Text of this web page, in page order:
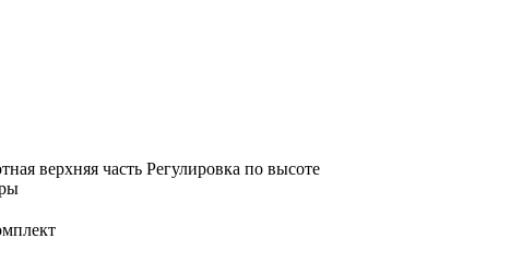
верхняя часть Регулировка по высоте